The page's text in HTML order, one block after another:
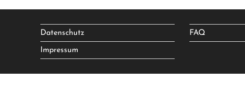
Datenschutz
Impressum
FAQ